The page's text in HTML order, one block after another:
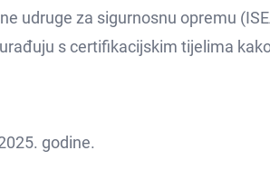
udruge za sigurnosnu opremu
s certifikacijskim tijelima
godine.